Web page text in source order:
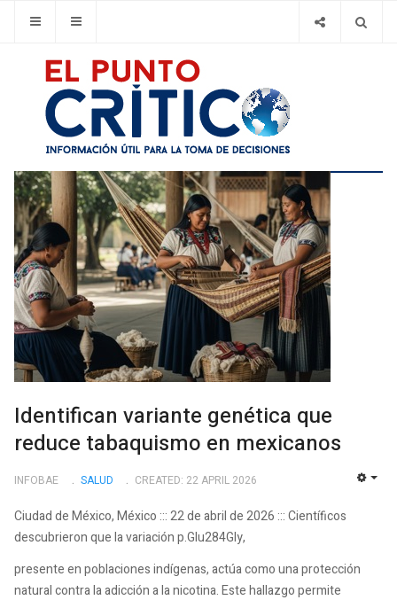
Identifican variante genética que
reduce tabaquismo en mexicanos
INFOBAE SALUD CREATED: 22 APRIL 2026
Ciudad de México, México ::: 22 de abril de 2026 ::: Científicos
descubrieron que la variación p.Glu284Gly,
presente en poblaciones indígenas, actúa como una protección
natural contra la adicción a la nicotina. Este hallazgo permite